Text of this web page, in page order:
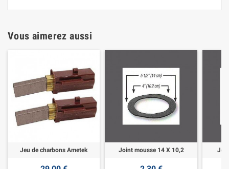
Vous aimerez aussi
Jeu de charbons Ametek Joint mousse 14 X 10,2